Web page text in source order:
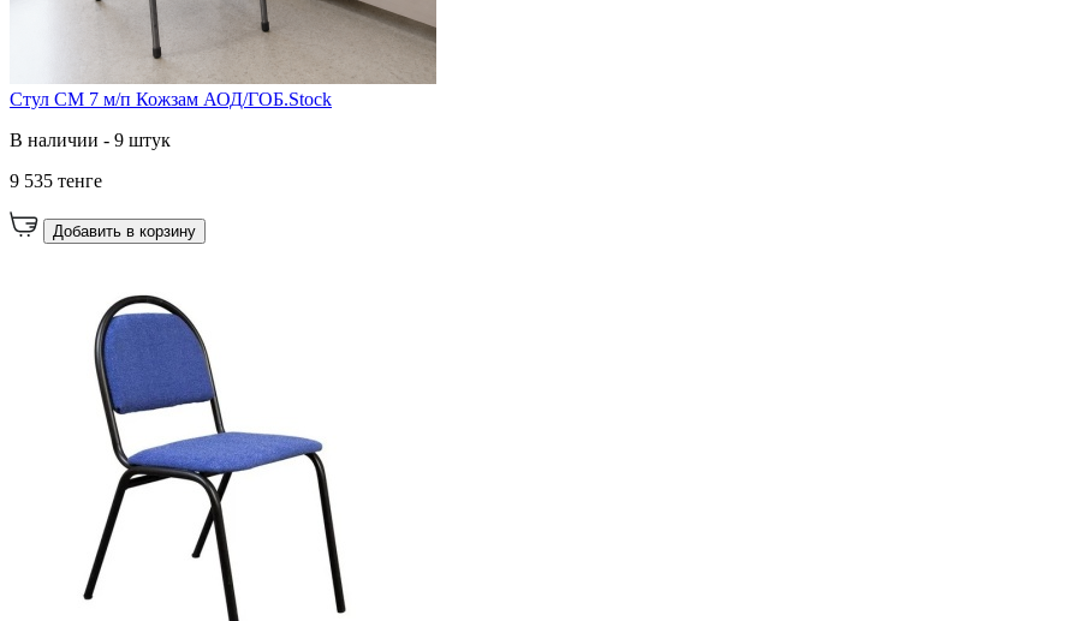
Стул СМ 7 м/п Кожзам АОД/ГОБ.Stock
В наличии - 9 штук
9 535 тенге
Добавить в корзину